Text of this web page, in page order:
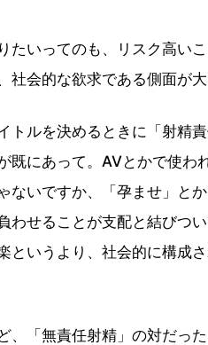
たいってのも、リスク高い
社会的な欲求である側面が大
ルを決めるときに「射精責
既にあって。AVとかで使わ
ないですか、「孕ませ」と
わせることが支配と結びつ
というより、社会的に構成
、「無責任射精」の対だった